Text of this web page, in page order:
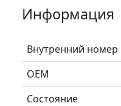
Информация
Внутренний номер
ОЕМ
Состояние